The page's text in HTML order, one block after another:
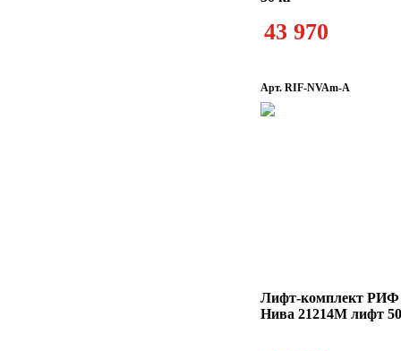
43 970
Арт. RIF-NVAm-A
Лифт-комплект
Нива 21214М лифт